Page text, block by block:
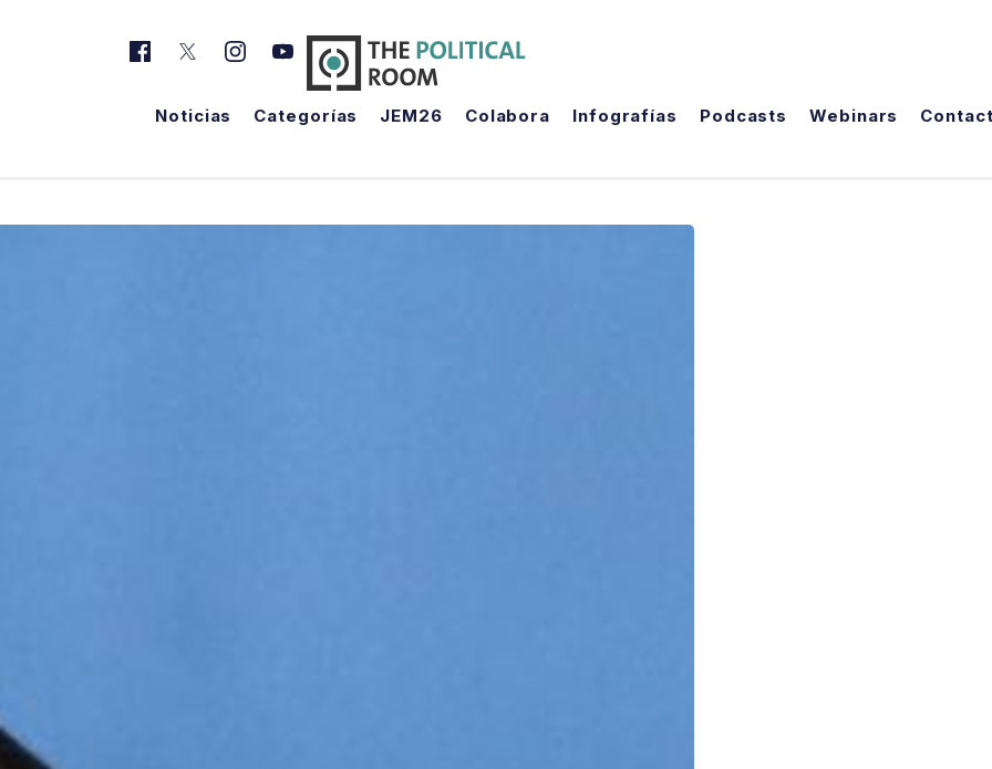
Noticias Categorías JEM26 Colabora Infografías Podcasts Webinars